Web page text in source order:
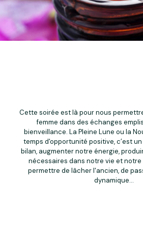
Cette soirée est là pour nous
femme dans des échanges
bienveillance. La Pleine Lune ou la
temps d'opportunité positive, c’est
bilan, augmenter notre énergie,
nécessaires dans notre vie et
permettre de lâcher l'ancien, de
dynamique...